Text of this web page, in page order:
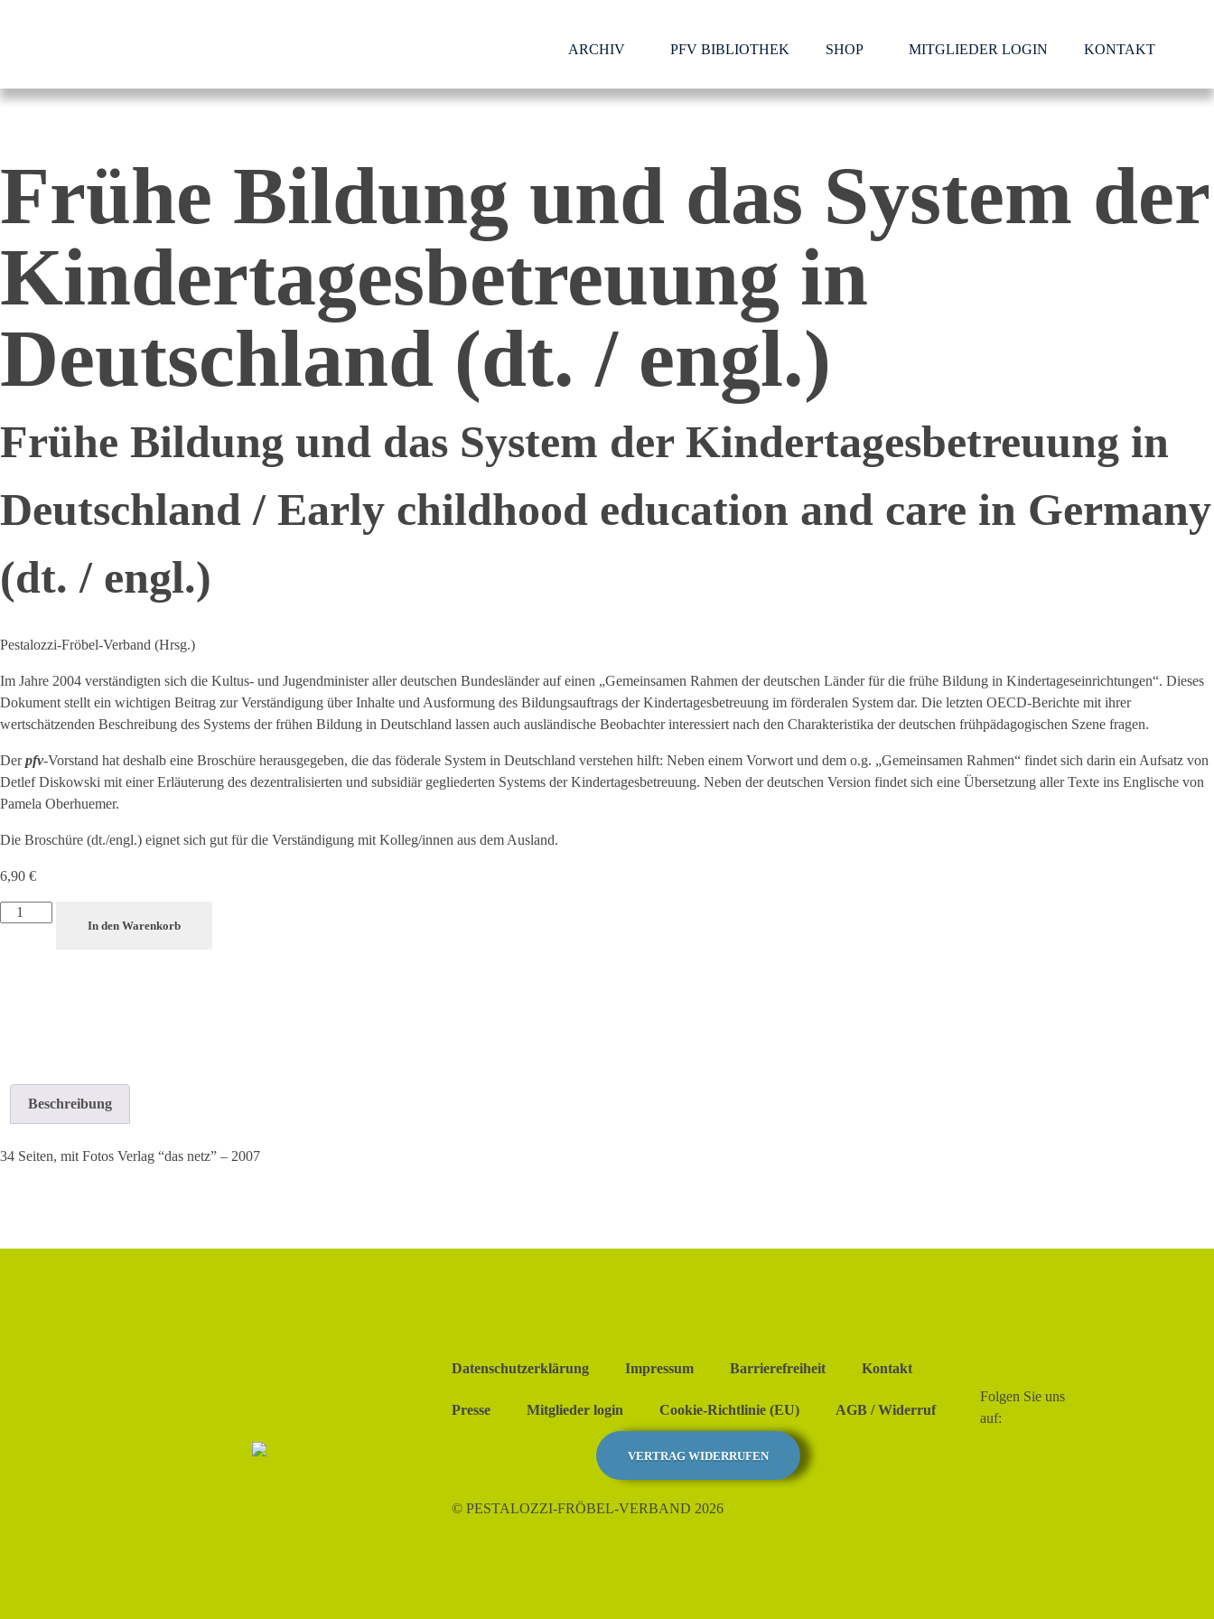
ARCHIV PFV BIBLIOTHEK SHOP MITGLIEDER LOGIN KONTAKT
Frühe Bildung und das System der
Kindertagesbetreuung in
Deutschland (dt. / engl.)
Frühe Bildung und das System der Kindertagesbetreuung in
Deutschland / Early childhood education and care in Germany
(dt. / engl.)
Pestalozzi-Fröbel-Verband (Hrsg.)
Im Jahre 2004 verständigten sich die Kultus- und Jugendminister aller deutschen Bundesländer auf einen „Gemeinsamen Rahmen der deutschen Länder für die frühe Bildung in Kindertageseinrichtungen“. Dieses
Dokument stellt ein wichtigen Beitrag zur Verständigung über Inhalte und Ausformung des Bildungsauftrags der Kindertagesbetreuung im förderalen System dar. Die letzten OECD-Berichte mit ihrer
wertschätzenden Beschreibung des Systems der frühen Bildung in Deutschland lassen auch ausländische Beobachter interessiert nach den Charakteristika der deutschen frühpädagogischen Szene fragen.
Derpfv-Vorstand hat deshalb eine Broschüre herausgegeben, die das föderale System in Deutschland verstehen hilft: Neben einem Vorwort und dem o.g. „Gemeinsamen Rahmen“ findet sich darin ein Aufsatz von
Detlef Diskowski mit einer Erläuterung des dezentralisierten und subsidiär gegliederten Systems der Kindertagesbetreuung. Neben der deutschen Version findet sich eine Übersetzung aller Texte ins Englische von
Pamela Oberhuemer.
Die Broschüre (dt./engl.) eignet sich gut für die Verständigung mit Kolleg/innen aus dem Ausland.
6,90 €
In den Warenkorb
Beschreibung
34 Seiten, mit Fotos Verlag “das netz” – 2007
Datenschutzerklärung Impressum Barrierefreiheit Kontakt
Presse Mitglieder login Cookie-Richtlinie (EU) AGB / Widerruf
VERTRAG WIDERRUFEN
© PESTALOZZI-FRÖBEL-VERBAND 2026
Folgen Sie uns
auf: